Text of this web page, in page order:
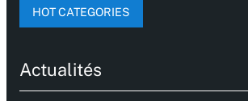
HOT CATEGORIES
Actualités